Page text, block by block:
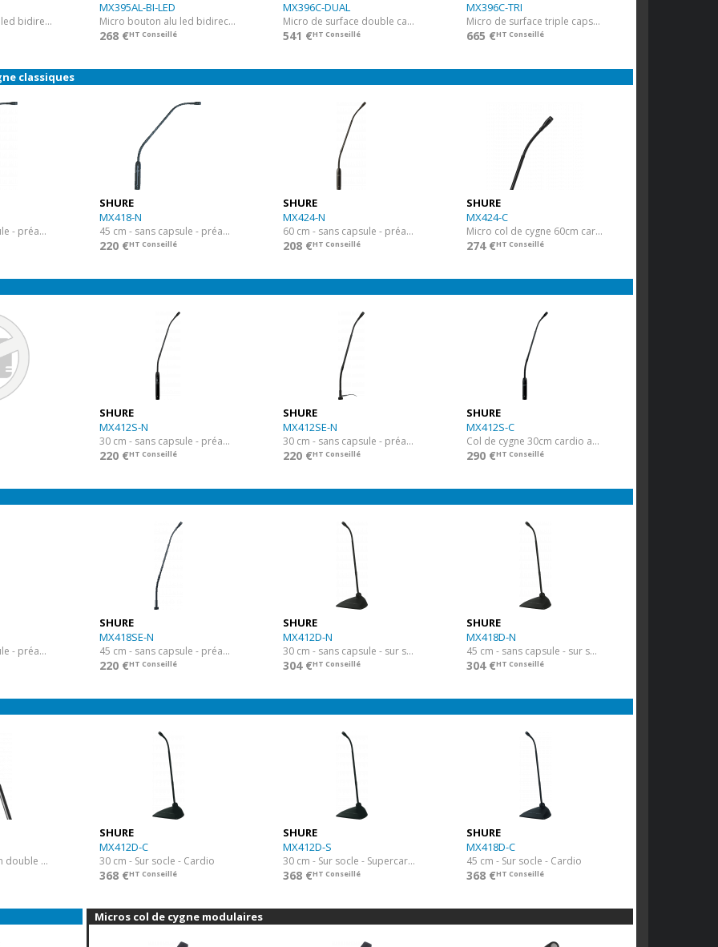
Micro bouton noir led bidirectionnel
MX395AL-BI-LED
Micro bouton alu led bidirectionnel
268 €HT Conseillé
MX396C-DUAL
Micro de surface double capsule cardioïde
541 €HT Conseillé
MX396C-TRI
Micro de surface triple capsule cardioÏde
665 €HT Conseillé
classiques
30 cm - sans capsule - préamp XLR
SHURE
MX418-N
45 cm - sans capsule - préamp XLR
220 €HT Conseillé
SHURE
MX424-N
60 cm - sans capsule - préamp XLR
208 €HT Conseillé
SHURE
MX424-C
Micro col de cygne 60cm cardioïde
274 €HT Conseillé
SHURE
MX412S-N
30 cm - sans capsule - préamp XLR avec inter
220 €HT Conseillé
SHURE
MX412SE-N
30 cm - sans capsule - préamp XLR déporté
220 €HT Conseillé
SHURE
MX412S-C
Col de cygne 30cm cardio avec inter
290 €HT Conseillé
45 cm - sans capsule - préamp XLR avec inter
SHURE
MX418SE-N
45 cm - sans capsule - préamp XLR déporté
220 €HT Conseillé
SHURE
MX412D-N
30 cm - sans capsule - sur socle de table
304 €HT Conseillé
SHURE
MX418D-N
45 cm - sans capsule - sur socle de table
304 €HT Conseillé
Col de Cygne 38cm double capsule Cardio
SHURE
MX412D-C
30 cm - Sur socle - Cardio
368 €HT Conseillé
SHURE
MX412D-S
30 cm - Sur socle - Supercardio
368 €HT Conseillé
SHURE
MX418D-C
45 cm - Sur socle - Cardio
368 €HT Conseillé
Micros col de cygne modulaires